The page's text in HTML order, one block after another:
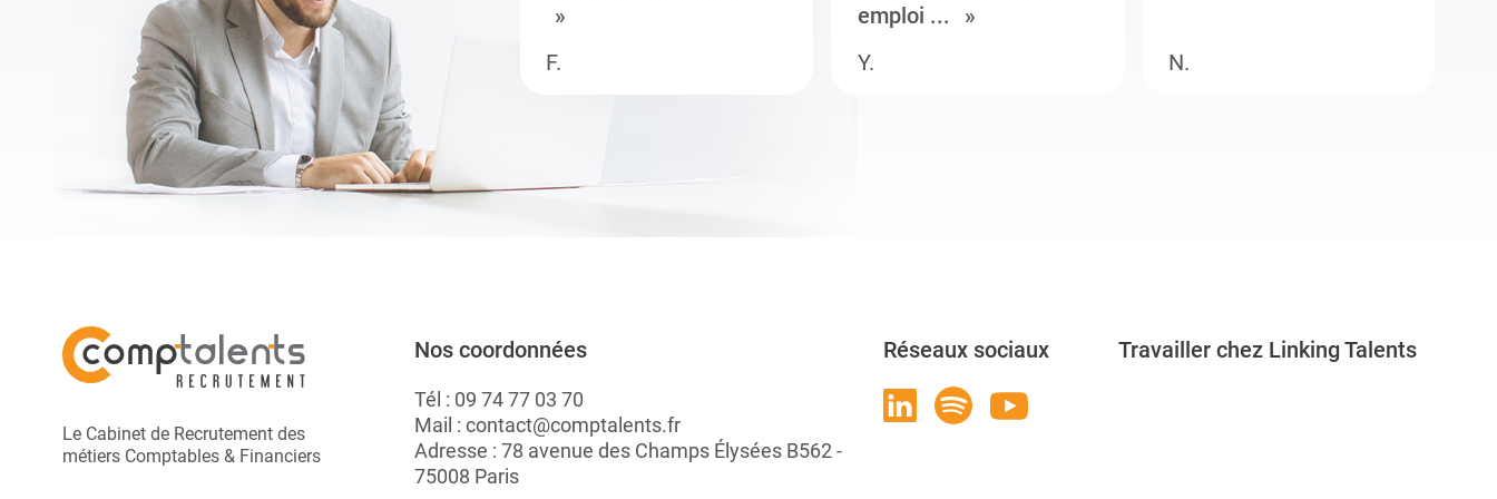
A. F.
emploi ...
Y.
N.
Le Cabinet de Recrutement des
métiers Comptables & Financiers
Nos coordonnées
Tél : 09 74 77 03 70
Mail : contact@comptalents.fr
Adresse : 78 avenue des Champs Élysées B562 -
75008 Paris
Réseaux sociaux Travailler chez Linking Talents